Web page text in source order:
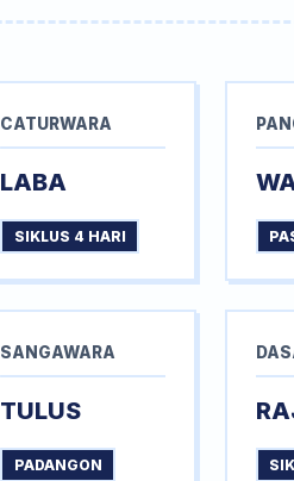
CATURWARA
LABA
SIKLUS 4 HARI
SANGAWARA
TULUS
PADANGON